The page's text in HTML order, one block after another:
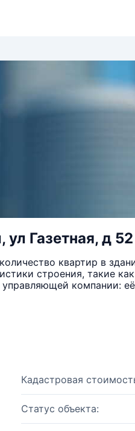
Газетная, д 52
квартир в
строения, такие
компании:
Кадастровая
Статус объекта: